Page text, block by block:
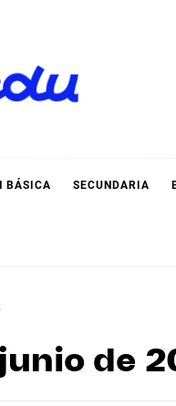
BÁSICA SECUNDARIA
de